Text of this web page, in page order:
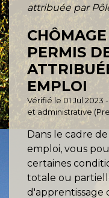
attribuée par
PERMIS
EMPLOI
Vérifié le 01 Jul
et administrative
Dans le cadre
emploi, vous
certaines
totale ou
d'apprentissage